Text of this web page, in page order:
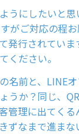
うにしたいと
ご対応の程お
行されていま
ください。
名前と、LINE
うか？同じ、
管理に出てく
ずなまで進ま